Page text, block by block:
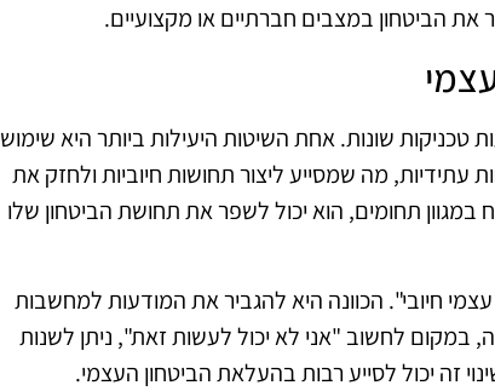
הביטחון במצבים חברתיים או מקצועיים.
טכניקות שונות. אחת השיטות היעילות ביותר היא שימוש
עתידיות, מה שמסייע ליצור תחושות חיוביות ולחזק את
תחומים, הוא יכול לשפר את תחושת הביטחון שלו
חיובי". הכוונה היא להגביר את המודעות למחשבות
במקום לחשוב "אני לא יכול לעשות זאת", ניתן לשנות
זה יכול לסייע רבות בהעלאת הביטחון העצמי.